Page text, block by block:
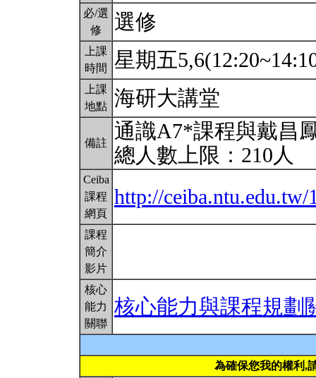
必/選
修
選修
上課
時間
星期五
上課
地點 海研大講堂
備註
通識A7*課程與戴昌
總人數上限：210人
Ceiba
課程
網頁
http://ceiba.ntu.edu.tw/
課程
簡介
影片
核心
能力
關聯
核心能力與課程規劃
為確保您我的權利,